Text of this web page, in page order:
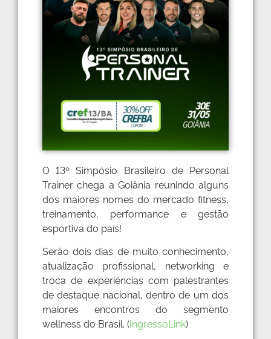
O 13º Simpósio Brasileiro de Personal
Trainer chega a Goiânia reunindo alguns
dos maiores nomes do mercado fitness,
treinamento, performance e gestão
esportiva do país!
Serão dois dias de muito conhecimento,
atualização profissional, networking e
troca de experiências com palestrantes
de destaque nacional, dentro de um dos
maiores encontros do segmento
wellness do Brasil. (IngressoLink)